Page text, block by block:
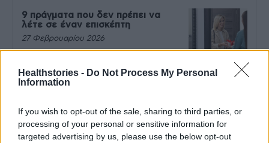
Healthstories - Do Not Process My Personal
Information
If you wish to opt-out of the sale, sharing to third parties, or
processing of your personal or sensitive information for
targeted advertising by us, please use the below opt-out
9 πράγματα που δεν πρέπει να
λέτε σε έναν επισκέπτη
27 Φεβρουαρίου 2026
την υποστήριξη της Be-Live
27 Φεβρουαρίου 2026